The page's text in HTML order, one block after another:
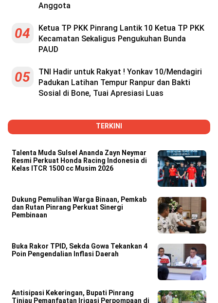
Anggota
04
Ketua TP PKK Pinrang Lantik 10 Ketua TP PKK
Kecamatan Sekaligus Pengukuhan Bunda
PAUD
05
TNI Hadir untuk Rakyat ! Yonkav 10/Mendagiri
Padukan Latihan Tempur Ranpur dan Bakti
Sosial di Bone, Tuai Apresiasi Luas
TERKINI
Talenta Muda Sulsel Ananda Zayn Neymar
Resmi Perkuat Honda Racing Indonesia di
Kelas ITCR 1500 cc Musim 2026
Dukung Pemulihan Warga Binaan, Pemkab
dan Rutan Pinrang Perkuat Sinergi
Pembinaan
Buka Rakor TPID, Sekda Gowa Tekankan 4
Poin Pengendalian Inflasi Daerah
Antisipasi Kekeringan, Bupati Pinrang
Tinjau Pemanfaatan Irigasi Perpompaan di